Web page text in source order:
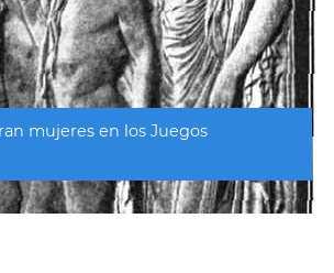
mujeres en los Juegos